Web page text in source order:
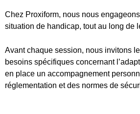
Chez Proxiform, nous nous
situation de handicap, tout au long de
Avant chaque session, nous invitons
besoins spécifiques concernant
en place un accompagnement
réglementation et des normes de